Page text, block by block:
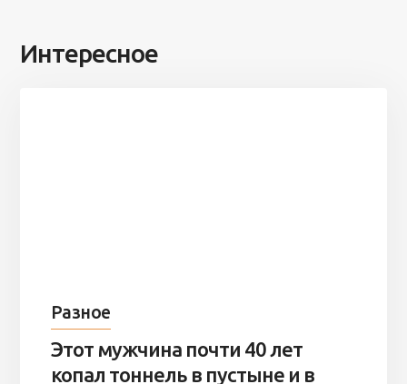
Интересное
Разное
Этот мужчина почти 40 лет
копал тоннель в пустыне и в